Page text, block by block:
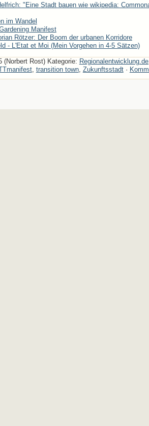
"Eine Stadt bauen wie wikipedia:
im Wandel
Manifest
Rötzer: Der Boom der urbanen Korridore
- L'Etat et Moi (Mein Vorgehen in 4-5 Sätzen)
(Norbert Rost) Kategorie: Regionalentwicklung.de
, transition town, Zukunftsstadt·